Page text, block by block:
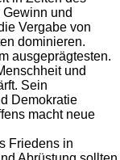
Gewinn und
Vergabe von
dominieren.
ausgeprägtesten.
und
Sein
Demokratie
macht neue
Friedens in